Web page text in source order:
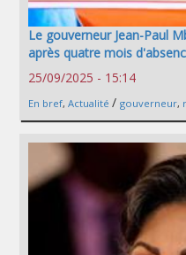
Le gouverneur Jean-Paul
après quatre mois
25/09/2025 - 15:14
En bref, Actualité / gouverneur,